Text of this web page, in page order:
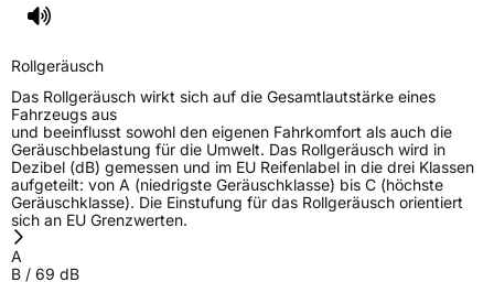
Rollgeräusch
Das Rollgeräusch wirkt sich auf die Gesamtlautstärke eines
Fahrzeugs aus
und beeinflusst sowohl den eigenen Fahrkomfort als auch die
Geräuschbelastung für die Umwelt. Das Rollgeräusch wird in
Dezibel (dB) gemessen und im EU Reifenlabel in die drei Klassen
aufgeteilt: von A (niedrigste Geräuschklasse) bis C (höchste
Geräuschklasse). Die Einstufung für das Rollgeräusch orientiert
sich an EU Grenzwerten.
A
B / 69 dB